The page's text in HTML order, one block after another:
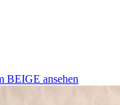
BEIGE ansehen